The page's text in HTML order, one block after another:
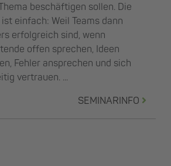
beschäftigen sollen. Die
einfach: Weil Teams dann
erfolgreich sind, wenn
offen sprechen, Ideen
Fehler ansprechen und sich
vertrauen. ...
SEMINARINFO